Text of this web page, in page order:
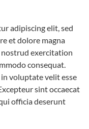
adipiscing elit, sed
et dolore magna
nostrud exercitation
consequat.
voluptate velit esse
sint occaecat
officia deserunt